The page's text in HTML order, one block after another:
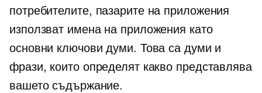
потребителите, пазарите на приложения
използват имена на приложения като
основни ключови думи. Това са думи и
фрази, които определят какво представлява
вашето съдържание.